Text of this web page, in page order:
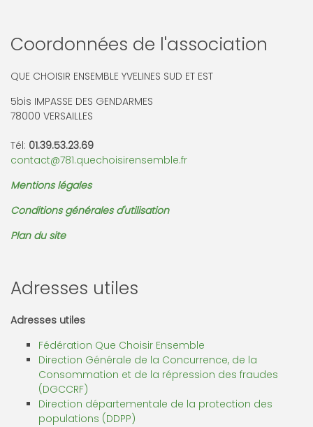
Coordonnées de l'association
QUE CHOISIR ENSEMBLE YVELINES SUD ET EST
5bis IMPASSE DES GENDARMES
78000 VERSAILLES
Tél: 01.39.53.23.69
contact@781.quechoisirensemble.fr
Mentions légales
Conditions générales d'utilisation
Plan du site
Adresses utiles
Adresses utiles
Fédération Que Choisir Ensemble
Direction Générale de la Concurrence, de la
Consommation et de la répression des fraudes
(DGCCRF)
Direction départementale de la protection des
populations (DDPP)